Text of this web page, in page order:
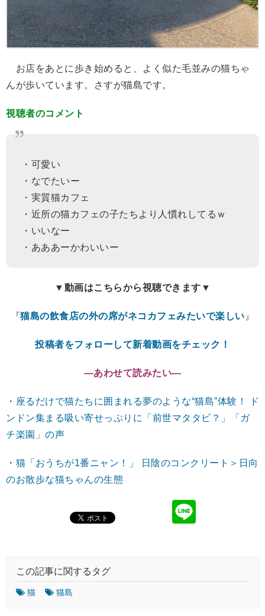
お店をあとに歩き始めると、よく似た毛並みの猫ちゃ
んが歩いています。さすが猫島です。
視聴者のコメント
・可愛い
・なでたいー
・実質猫カフェ
・近所の猫カフェの子たちより人慣れしてるｗ
・いいなー
・あああーかわいいー
▼動画はこちらから視聴できます▼
『猫島の飲食店の外の席がネコカフェみたいで楽しい 』
投稿者をフォローして新着動画をチェック！
―あわせて読みたい―
・ 座るだけで猫たちに囲まれる夢のような“猫島”体験！ ド
ンドン集まる吸い寄せっぷりに「前世マタタビ？」「ガ
チ楽園」の声
・ 猫「おうちが1番ニャン！」 日陰のコンクリート＞日向
のお散歩な猫ちゃんの生態
この記事に関するタグ
猫 猫島